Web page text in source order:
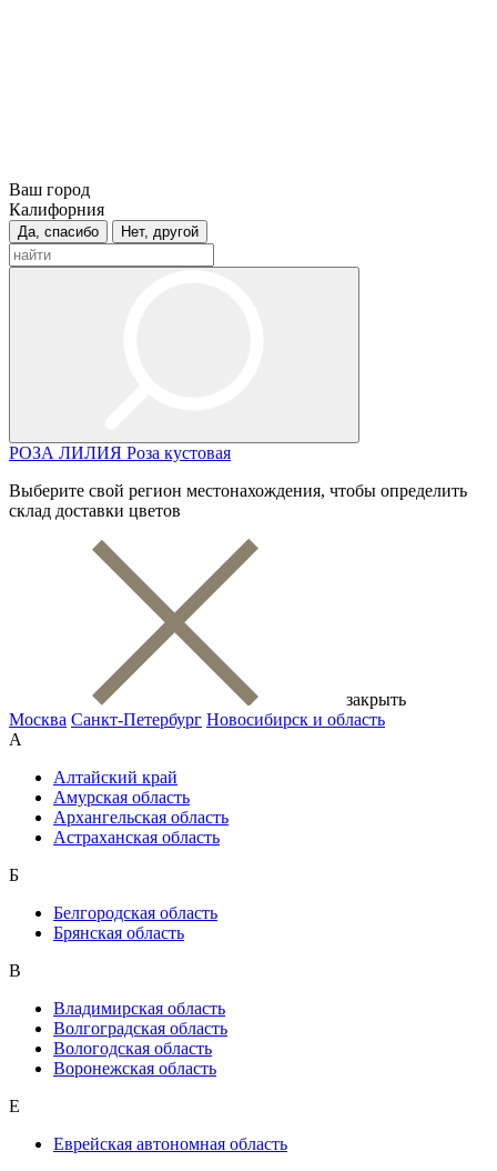
Ваш город
Калифорния
Да, спасибо Нет, другой
РОЗА ЛИЛИЯ Роза кустовая
Выберите свой регион местонахождения, чтобы определить
склад доставки цветов
закрыть
Москва Санкт-Петербург Новосибирск и область
А
Алтайский край
Амурская область
Архангельская область
Астраханская область
Б
Белгородская область
Брянская область
В
Владимирская область
Волгоградская область
Вологодская область
Воронежская область
Е
Еврейская автономная область